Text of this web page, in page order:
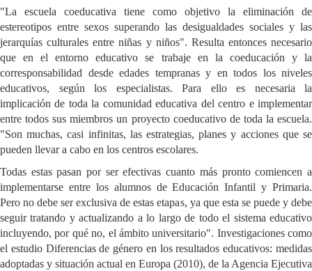
"La escuela coeducativa tiene como objetivo la eliminación de
estereotipos entre sexos superando las desigualdades sociales y las
jerarquías culturales entre niñas y niños". Resulta entonces necesario
que en el entorno educativo se trabaje en la coeducación y la
corresponsabilidad desde edades tempranas y en todos los niveles
educativos, según los especialistas. Para ello es necesaria la
implicación de toda la comunidad educativa del centro e implementar
entre todos sus miembros un proyecto coeducativo de toda la escuela.
"Son muchas, casi infinitas, las estrategias, planes y acciones que se
pueden llevar a cabo en los centros escolares.
Todas estas pasan por ser efectivas cuanto más pronto comiencen a
implementarse entre los alumnos de Educación Infantil y Primaria.
Pero no debe ser exclusiva de estas etapas, ya que esta se puede y debe
seguir tratando y actualizando a lo largo de todo el sistema educativo
incluyendo, por qué no, el ámbito universitario". Investigaciones como
el estudio Diferencias de género en los resultados educativos: medidas
adoptadas y situación actual en Europa (2010), de la Agencia Ejecutiva